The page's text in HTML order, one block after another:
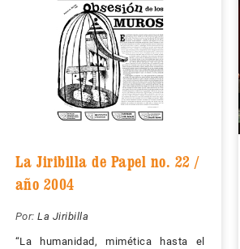
La Jiribilla de Papel no. 22 /
año 2004
Por: La Jiribilla
“La humanidad, mimética hasta el